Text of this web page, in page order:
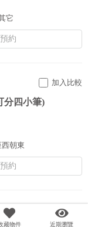
它
加入比較
分四小筆)
西朝東
藏物件 近期瀏覽